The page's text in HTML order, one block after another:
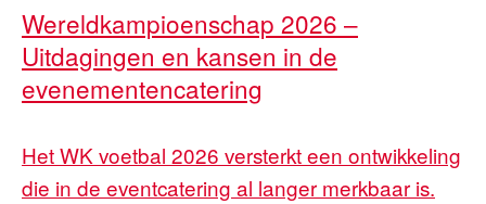
Wereldkampioenschap 2026 –
Uitdagingen en kansen in de
evenementencatering
Het WK voetbal 2026 versterkt een ontwikkeling
die in de eventcatering al langer merkbaar is.